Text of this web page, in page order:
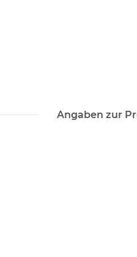
Angaben zur